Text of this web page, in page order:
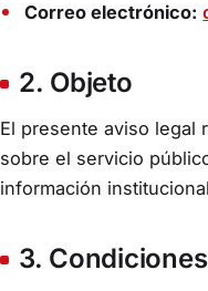
Correo electrónico:
2. Objeto
El presente aviso legal
sobre el servicio
información
3.